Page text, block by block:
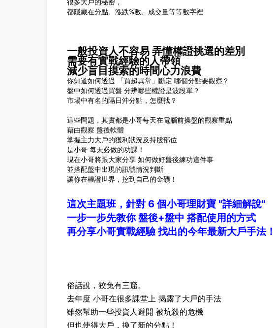
很多大戶的秘密，
都隱藏在分點、漲跌%數、成交量等等數字裡
一般投資人不容易 弄懂權證挑選的差別
需要有實戰經驗的人帶領
減少盲目摸索的時間心力浪費
你知道如何透過 「買超異常」斷定 哪個分點要觀察？
盤中如何透過買盤 分辨哪些權證是波段單？
市場中有名的隔日沖分點，怎麼找？
這些問題，其實都是小哥每天在電腦前操盤的觀察重點
藉由觀察 盤後軟體
掌握主力大戶的獲利狀況及持股部位
是小哥 每天必做的功課！
現在小哥將跟大家分享 如何做好盤後練功這件事
並搭配盤中出現的訊號情況判斷
讓你在權證世界，挖到自己的金礦！
這次主題班，針對 6 個小哥理財寶 "詳細解說"
一步一步先教你 盤後+盤中 搭配使用的方式
再分享小哥實戰經驗 找出的今年最新大戶手法！
俗話說，狡兔有三窟。
去年度 小哥在很多課堂上 揭露了大戶的手法
雖然幫助一些投資人避開 被坑殺的危機
但也使得大戶，換了新的分點！